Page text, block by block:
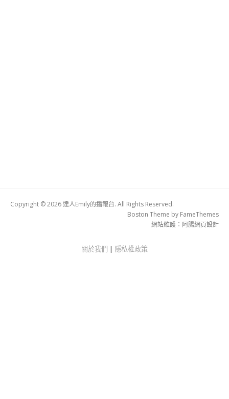
Copyright © 2026 達人Emily的播報台. All Rights Reserved.
Boston Theme by FameThemes
網站維護： 阿腸網頁設計
關於我們 | 隱私權政策